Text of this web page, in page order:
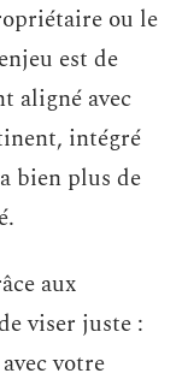
ou le
est de
aligné avec
intégré
bien plus de
aux
viser juste :
votre